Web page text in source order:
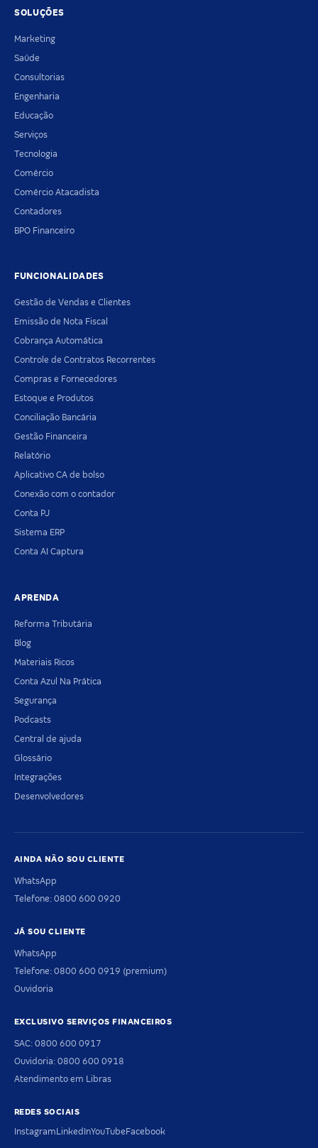
SOLUÇÕES
Marketing
Saúde
Consultorias
Engenharia
Educação
Serviços
Tecnologia
Comércio
Comércio Atacadista
Contadores
BPO Financeiro
FUNCIONALIDADES
Gestão de Vendas e Clientes
Emissão de Nota Fiscal
Cobrança Automática
Controle de Contratos Recorrentes
Compras e Fornecedores
Estoque e Produtos
Conciliação Bancária
Gestão Financeira
Relatório
Aplicativo CA de bolso
Conexão com o contador
Conta PJ
Sistema ERP
Conta AI Captura
APRENDA
Reforma Tributária
Blog
Materiais Ricos
Conta Azul Na Prática
Segurança
Podcasts
Central de ajuda
Glossário
Integrações
Desenvolvedores
AINDA NÃO SOU CLIENTE
WhatsApp
Telefone: 0800 600 0920
JÁ SOU CLIENTE
WhatsApp
Telefone: 0800 600 0919 (premium)
Ouvidoria
EXCLUSIVO SERVIÇOS FINANCEIROS
SAC: 0800 600 0917
Ouvidoria: 0800 600 0918
Atendimento em Libras
REDES SOCIAIS
InstagramLinkedInYouTubeFacebook